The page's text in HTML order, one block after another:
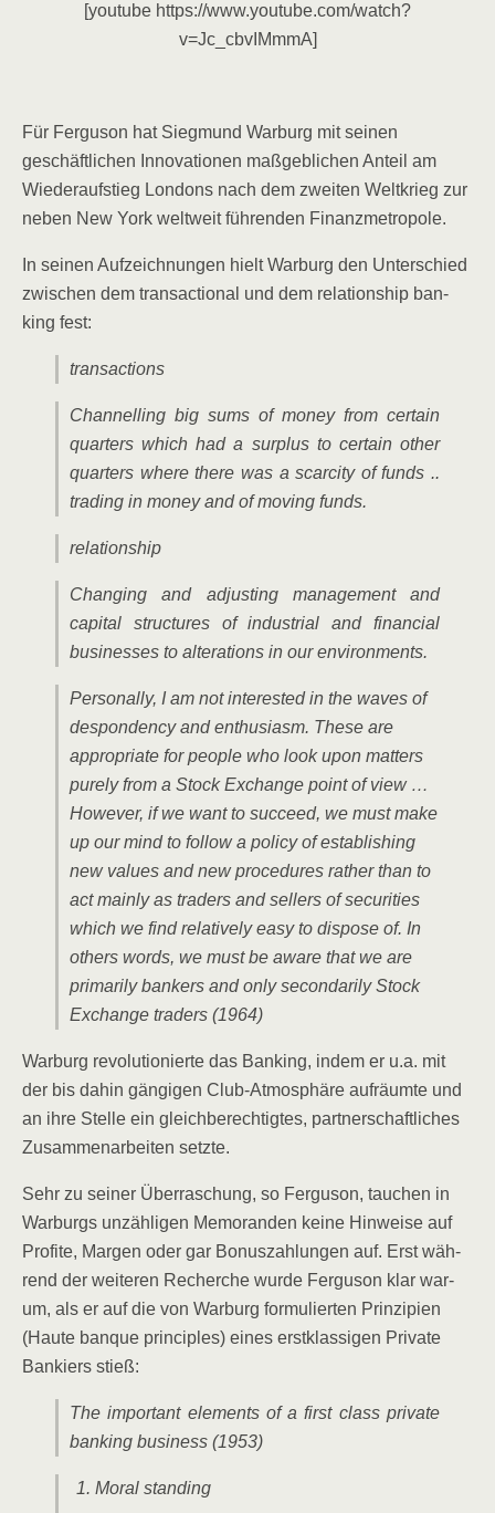
[you­tube https://www.youtube.com/watch?
v=Jc_cbvIMmmA]
Für Fer­gu­son hat Sieg­mund War­burg mit sei­nen
geschäft­li­chen Inno­va­tio­nen maß­geb­li­chen Anteil am
Wie­der­auf­stieg Lon­dons nach dem zwei­ten Welt­krieg zur
neben New York welt­weit füh­ren­den Finanzmetropole.
In sei­nen Auf­zeich­nun­gen hielt War­burg den Unter­schied
zwi­schen dem tran­sac­tion­al und dem rela­ti­onship ban­
king fest:
tran­sac­tions
Chan­nell­ing big sums of money from cer­tain
quar­ters which had a sur­plus to cer­tain other
quar­ters whe­re the­re was a scar­ci­ty of funds ..
tra­ding in money and of moving funds.
rela­ti­onship
Chan­ging and adjus­ting manage­ment and
capi­tal struc­tures of indus­tri­al and finan­cial
busi­nesses to altera­ti­ons in our envi­ron­ments.
Per­so­nal­ly, I am not inte­res­ted in the waves of
despon­den­cy and enthu­si­asm. The­se are
appro­pria­te for peo­p­le who look upon mat­ters
purely from a Stock Exch­an­ge point of view …
Howe­ver, if we want to suc­ceed, we must make
up our mind to fol­low a poli­cy of estab­li­shing
new values and new pro­ce­du­res rather than to
act main­ly as trad­ers and sel­lers of secu­ri­ties
which we find rela­tively easy to dis­po­se of. In
others words, we must be awa­re that we are
pri­ma­ri­ly ban­kers and only secon­da­ri­ly Stock
Exch­an­ge trad­ers (1964)
War­burg revo­lu­tio­nier­te das Ban­king, indem er u.a. mit
der bis dahin gän­gi­gen Club-Atmo­sphä­re auf­räum­te und
an ihre Stel­le ein gleich­be­rech­tig­tes, part­ner­schaft­li­ches
Zusam­men­ar­bei­ten setzte.
Sehr zu sei­ner Über­ra­schung, so Fer­gu­son, tau­chen in
War­burgs unzäh­li­gen Memo­ran­den kei­ne Hin­wei­se auf
Pro­fi­te, Mar­gen oder gar Bonus­zah­lun­gen auf. Erst wäh­
rend der wei­te­ren Recher­che wur­de Fer­gu­son klar war­
um, als er auf die von War­burg for­mu­lier­ten Prin­zi­pi­en
(Hau­te ban­que prin­ci­ples) eines erst­klas­si­gen Pri­va­te
Ban­kiers stieß:
The important ele­ments of a first class pri­va­te
ban­king busi­ness (1953)
Moral stan­ding